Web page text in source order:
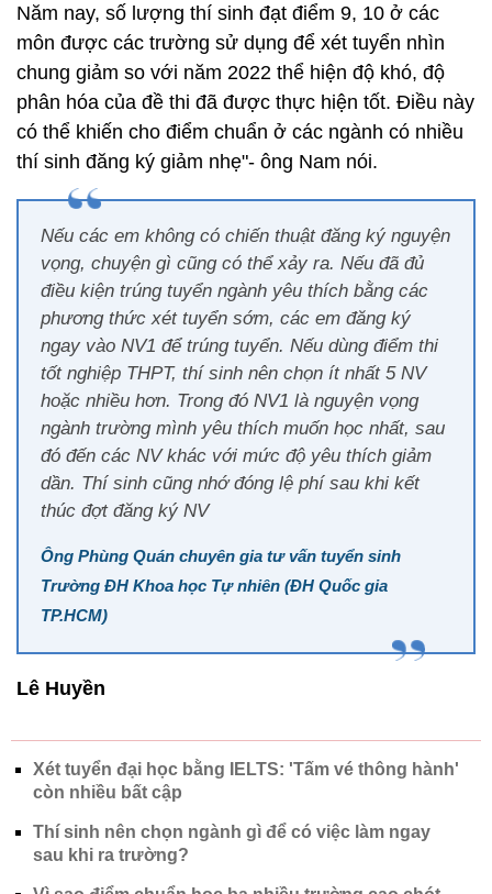
Năm nay, số lượng thí sinh đạt điểm 9, 10 ở các
môn được các trường sử dụng để xét tuyển nhìn
chung giảm so với năm 2022 thể hiện độ khó, độ
phân hóa của đề thi đã được thực hiện tốt. Điều này
có thể khiến cho điểm chuẩn ở các ngành có nhiều
thí sinh đăng ký giảm nhẹ"- ông Nam nói.
Nếu các em không có chiến thuật đăng ký nguyện
vọng, chuyện gì cũng có thể xảy ra. Nếu đã đủ
điều kiện trúng tuyển ngành yêu thích bằng các
phương thức xét tuyển sớm, các em đăng ký
ngay vào NV1 để trúng tuyển. Nếu dùng điểm thi
tốt nghiệp THPT, thí sinh nên chọn ít nhất 5 NV
hoặc nhiều hơn. Trong đó NV1 là nguyện vọng
ngành trường mình yêu thích muốn học nhất, sau
đó đến các NV khác với mức độ yêu thích giảm
dần. Thí sinh cũng nhớ đóng lệ phí sau khi kết
thúc đợt đăng ký NV
Ông Phùng Quán chuyên gia tư vấn tuyển sinh
Trường ĐH Khoa học Tự nhiên (ĐH Quốc gia
TP.HCM)
Lê Huyền
Xét tuyển đại học bằng IELTS: 'Tấm vé thông hành'
còn nhiều bất cập
Thí sinh nên chọn ngành gì để có việc làm ngay
sau khi ra trường?